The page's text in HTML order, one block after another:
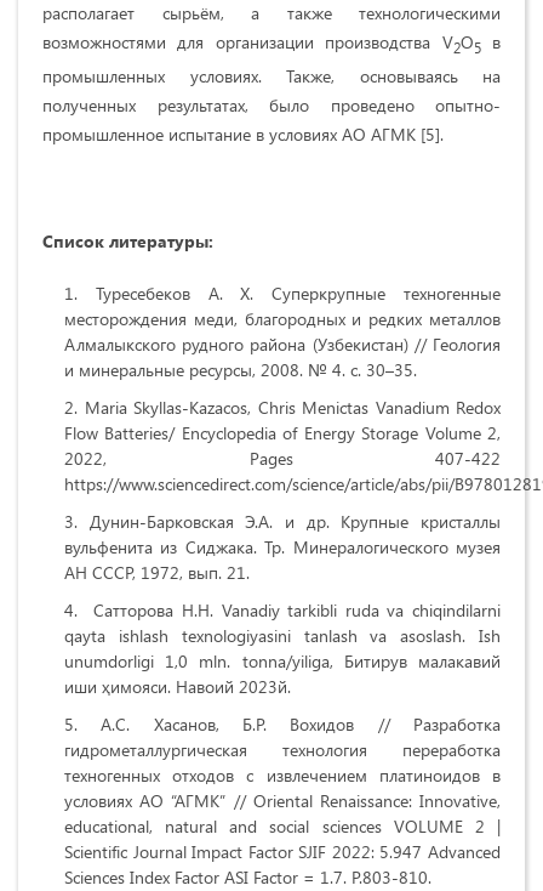
располагает сырьём, а также технологическими
возможностями для организации производства V2O5в
промышленных условиях. Также, основываясь на
полученных результатах, было проведено опытно-
промышленное испытание в условиях АО АГМК [5].
Список литературы:
Туресебеков А. Х. Суперкрупные техногенные
месторождения меди, благородных и редких металлов
Алмалыкского рудного района (Узбекистан) // Геология
и минеральные ресурсы, 2008. № 4. с. 30–35.
Maria Skyllas-Kazacos, Chris Menictas Vanadium Redox
Flow Batteries/ Encyclopedia of Energy Storage Volume 2,
2022, Pages 407-422
https://www.sciencedirect.com/science/article/abs/pii/
Дунин-Барковская Э.А. и др. Крупные кристаллы
вульфенита из Сиджака. Тр. Минералогического музея
АН СССР, 1972, вып. 21.
Сатторова Н.Н. Vanadiy tarkibli ruda va chiqindilarni
qayta ishlash texnologiyasini tanlash va asoslash. Ish
unumdorligi 1,0 mln. tonna/yiliga, Битирув малакавий
иши ҳимояси. Навоий 2023й.
А.С. Хасанов, Б.Р. Вохидов // Разработка
гидрометаллургическая технология переработка
техногенных отходов с извлечением платиноидов в
условиях АО “АГМК” // Oriental Renaissance: Innovative,
educational, natural and social sciences VOLUME 2 |
Scientific Journal Impact Factor SJIF 2022: 5.947 Advanced
Sciences Index Factor ASI Factor = 1.7. P.803-810.